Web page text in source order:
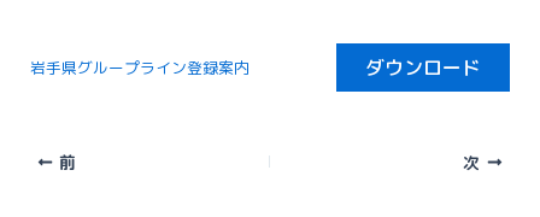
岩手県グループライン登録案内 ダウンロード
前 次